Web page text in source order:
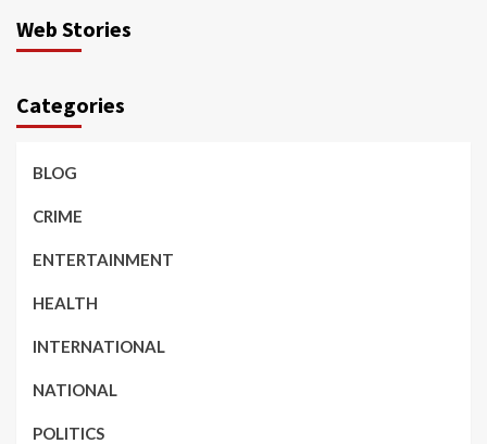
Web Stories
Categories
BLOG
CRIME
ENTERTAINMENT
HEALTH
INTERNATIONAL
NATIONAL
POLITICS